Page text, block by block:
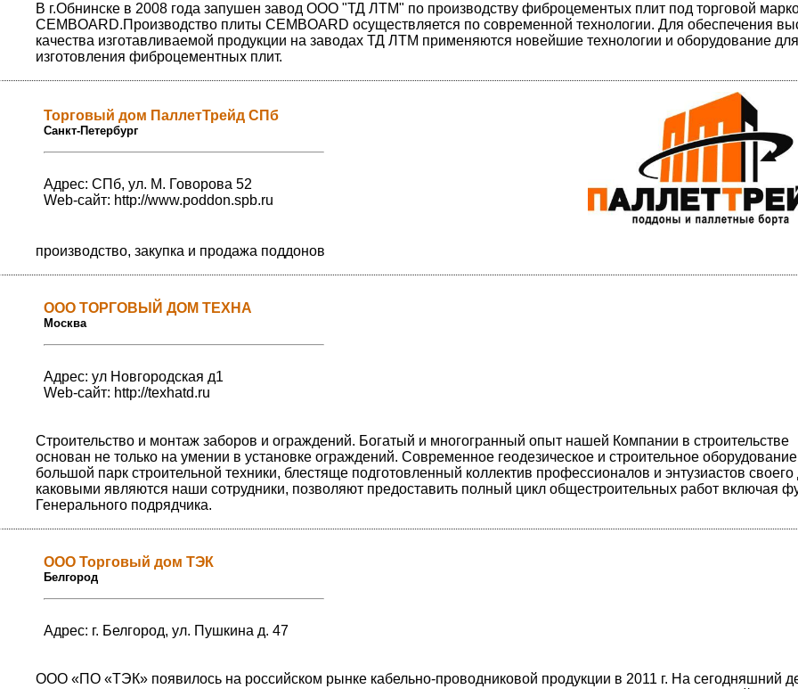
В г.Обнинске в 2008 года запушен завод ООО "ТД ЛТМ" по производству фиброцементых плит под торговой
CEMBOARD.Производство плиты CEMBOARD осуществляется по современной технологии. Для обеспечения
качества изготавливаемой продукции на заводах ТД ЛТМ применяются новейшие технологии и оборудование для
изготовления фиброцементных плит.
Торговый дом ПаллетТрейд СПб
Санкт-Петербург
Адрес: СПб, ул. М. Говорова 52
Web-сайт: http://www.poddon.spb.ru
производство, закупка и продажа поддонов
ООО ТОРГОВЫЙ ДОМ ТЕХНА
Москва
Адрес: ул Новгородская д1
Web-сайт: http://texhatd.ru
Строительство и монтаж заборов и ограждений. Богатый и многогранный опыт нашей Компании в строительстве
основан не только на умении в установке ограждений. Современное геодезическое и строительное
большой парк строительной техники, блестяще подготовленный коллектив профессионалов и энтузиастов своего
каковыми являются наши сотрудники, позволяют предоставить полный цикл общестроительных работ включая
Генерального подрядчика.
ООО Торговый дом ТЭК
Белгород
Адрес: г. Белгород, ул. Пушкина д. 47
ООО «ПО «ТЭК» появилось на российском рынке кабельно-проводниковой продукции в 2011 г. На сегодняшний